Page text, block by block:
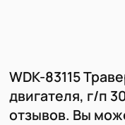
WDK-83115
двигателя, г/п
отзывов. Вы